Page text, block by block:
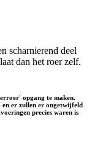
scharnierend deel
dan het roer zelf.
' opgang te maken.
' en er zullen er ongetwijfeld
precies waren is